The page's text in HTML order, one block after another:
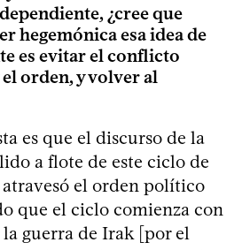
¿cree que
hegemónica esa idea de
es evitar el conflicto
orden, y volver al
es que el discurso de la
a flote de este ciclo de
el orden político
que el ciclo comienza con
guerra de Irak [por el